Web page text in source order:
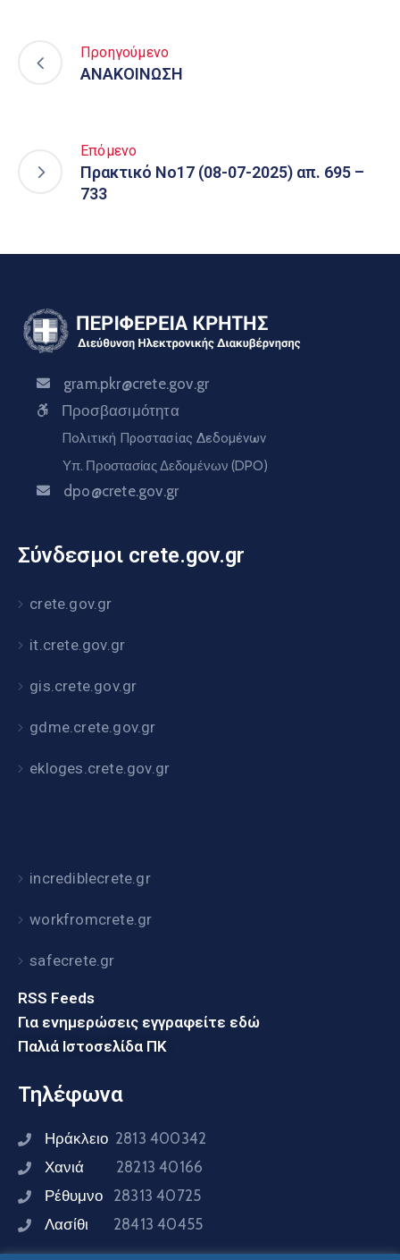
Προηγούμενο
ΑΝΑΚΟΙΝΩΣΗ
Επόμενο
Πρακτικό Νο17 (08-07-2025) απ. 695 –
733
gram.pkr@crete.gov.gr
Προσβασιμότητα
Πολιτική Προστασίας Δεδομένων
Υπ. Προστασίας Δεδομένων (DPO)
dpo@crete.gov.gr
Σύνδεσμοι crete.gov.gr
crete.gov.gr
it.crete.gov.gr
gis.crete.gov.gr
gdme.crete.gov.gr
ekloges.crete.gov.gr
incrediblecrete.gr
workfromcrete.gr
safecrete.gr
RSS Feeds
Για ενημερώσεις εγγραφείτε εδώ
Παλιά Ιστοσελίδα ΠΚ
Τηλέφωνα
Ηράκλειο 2813 400342
Χανιά 28213 40166
Ρέθυμνο 28313 40725
Λασίθι 28413 40455